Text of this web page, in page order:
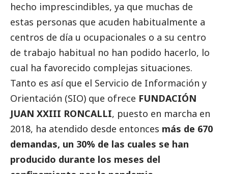
hecho imprescindibles, ya que muchas de
estas personas que acuden habitualmente a
centros de día u ocupacionales o a su centro
de trabajo habitual no han podido hacerlo, lo
cual ha favorecido complejas situaciones.
Tanto es así que el Servicio de Información y
Orientación (SIO) que ofrece FUNDACIÓN
JUAN XXIII RONCALLI, puesto en marcha en
2018, ha atendido desde entonces más de 670
demandas, un 30% de las cuales se han
producido durante los meses del